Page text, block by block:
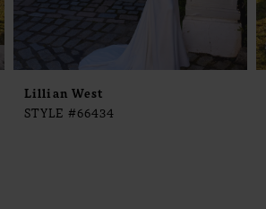
Lillian West
STYLE #66434